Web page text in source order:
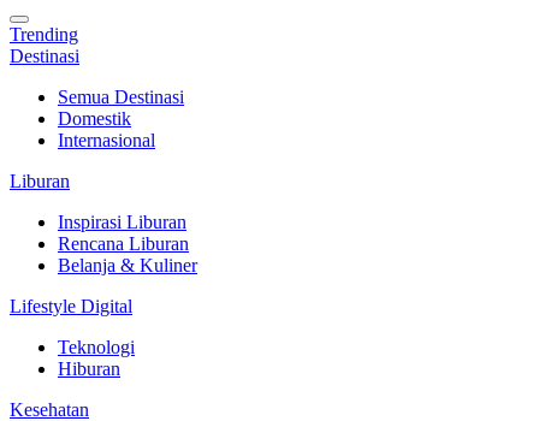
Trending
Destinasi
Semua Destinasi
Domestik
Internasional
Liburan
Inspirasi Liburan
Rencana Liburan
Belanja & Kuliner
Lifestyle Digital
Teknologi
Hiburan
Kesehatan